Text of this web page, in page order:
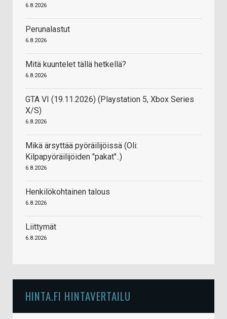
6.8.2026
Perunalastut
6.8.2026
Mitä kuuntelet tällä hetkellä?
6.8.2026
GTA VI (19.11.2026) (Playstation 5, Xbox Series
X/S)
6.8.2026
Mikä ärsyttää pyöräilijöissä (Oli:
Kilpapyöräilijöiden "pakat"..)
6.8.2026
Henkilökohtainen talous
6.8.2026
Liittymät
6.8.2026
HINTA.FI HINTAVERTAILU